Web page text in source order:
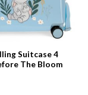
Suitcase 4
The Bloom